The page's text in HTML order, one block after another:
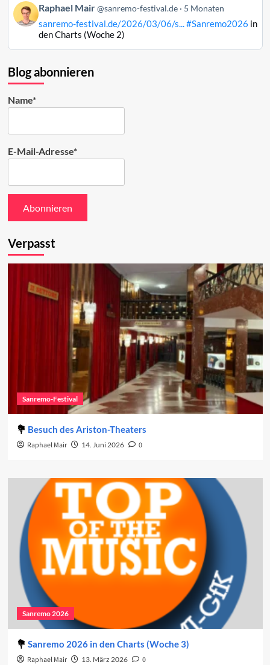
ansehen
Beitrag
von
Raphael
Bluesky
ansehen
Raphael Mair @sanremo-festival.de 5 Monaten
sanremo-festival.de/2026/03/06/s...#Sanremo2026 in
den Charts (Woche 2)
Blog abonnieren
Name*
E-Mail-Adresse*
Verpasst
Sanremo-Festival
Besuch des Ariston-Theaters
Raphael Mair 14. Juni 2026 0
Sanremo 2026
Sanremo 2026 in den Charts (Woche 3)
Raphael Mair 13. März 2026 0